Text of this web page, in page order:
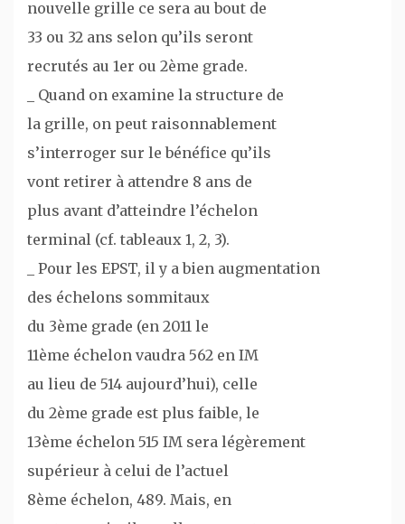
nouvelle grille ce sera au bout de
33 ou 32 ans selon qu’ils seront
recrutés au 1er ou 2ème grade.
_ Quand on examine la structure de
la grille, on peut raisonnablement
s’interroger sur le bénéfice qu’ils
vont retirer à attendre 8 ans de
plus avant d’atteindre l’échelon
terminal (cf. tableaux 1, 2, 3).
_ Pour les EPST, il y a bien augmentation
des échelons sommitaux
du 3ème grade (en 2011 le
11ème échelon vaudra 562 en IM
au lieu de 514 aujourd’hui), celle
du 2ème grade est plus faible, le
13ème échelon 515 IM sera légèrement
supérieur à celui de l’actuel
8ème échelon, 489. Mais, en